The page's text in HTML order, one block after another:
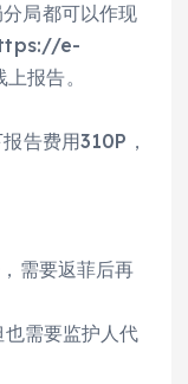
局都可以作现
e-
报告。
告费用310P，
需要返菲后再
需要监护人代